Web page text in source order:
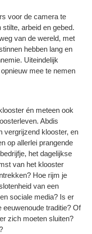
voor de camera te
arbeid en gebed.
van de wereld, met
hebben lang en
Uiteindelijk
mee te nemen
én meteen ook
Abdis
vergrijzend klooster, en
op allerlei prangende
het dagelijkse
van het klooster
Hoe rijm je
van een
en sociale media? Is er
traditie? Of
zich moeten sluiten?